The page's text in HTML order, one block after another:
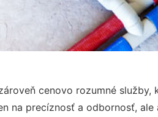
cenovo rozumné
na precíznosť a odbornosť,